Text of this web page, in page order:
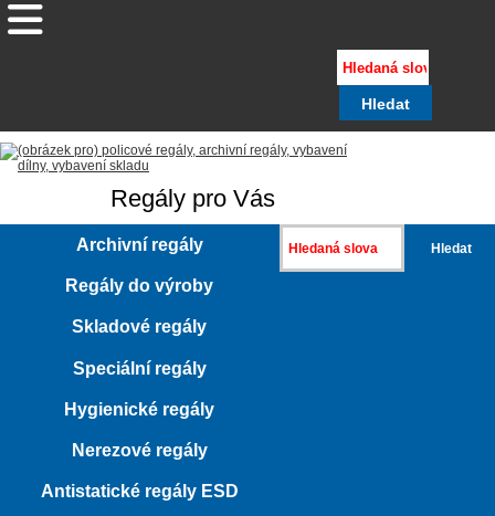
Regály pro Vás
Archivní regály
Regály do výroby
Skladové regály
Speciální regály
Hygienické regály
Nerezové regály
Antistatické regály ESD